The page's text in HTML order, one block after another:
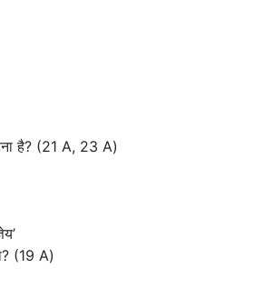
है? (21 A, 23 A)
(19 A)